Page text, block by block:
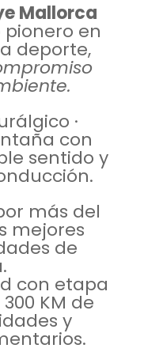
Mallorca
pionero en
deporte,
·
con
sentido y
más del
mejores
de
con etapa
KM de
y